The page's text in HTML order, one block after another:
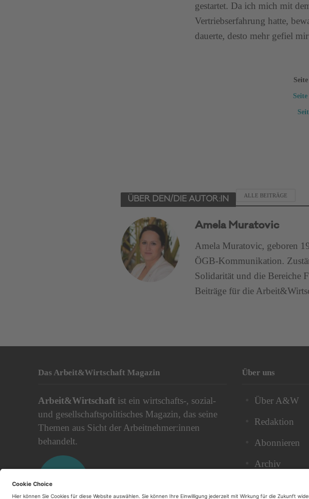
gestartet. Da ich mich mit
Vertriebserfahrung hatte,
dauerte, desto mehr gefiel
Seite
ÜBER DEN/DIE AUTOR:IN
ALLE BEITRÄGE
Amela Muratovic
Amela Muratovic, geboren
ÖGB-Kommunikation.
Solidarität und die Bereiche
Beiträge für die
Das Arbeit&Wirtschaft Magazin
Arbeit&Wirtschaft ist ein wirtschafts-, sozial-
und gesellschaftspolitisches Magazin, das seine
Themen aus Sicht der Arbeitnehmer:innen
behandelt.
Über uns
Über A&W
Redaktion
Abonnieren
Archiv